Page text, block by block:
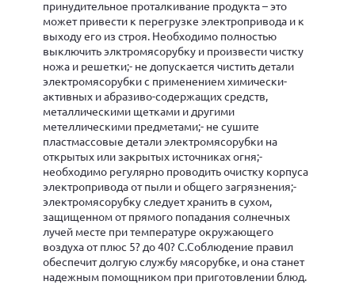
принудительное проталкивание продукта – это
может привести к перегрузке электропривода и к
выходу его из строя. Необходимо полностью
выключить элктромясорубку и произвести чистку
ножа и решетки;- не допускается чистить детали
электромясорубки с применением химически-
активных и абразиво-содержащих средств,
металлическими щетками и другими
метеллическими предметами;- не сушите
пластмассовые детали электромясорубки на
открытых или закрытых источниках огня;-
необходимо регулярно проводить очистку корпуса
электропривода от пыли и общего загрязнения;-
электромясорубку следует хранить в сухом,
защищенном от прямого попадания солнечных
лучей месте при температуре окружающего
воздуха от плюс 5? до 40? С.Соблюдение правил
обеспечит долгую службу мясорубке, и она станет
надежным помощником при приготовлении блюд.